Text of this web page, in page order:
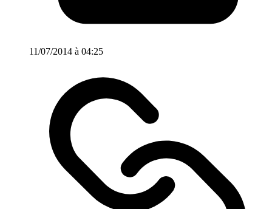
11/07/2014 à 04:25